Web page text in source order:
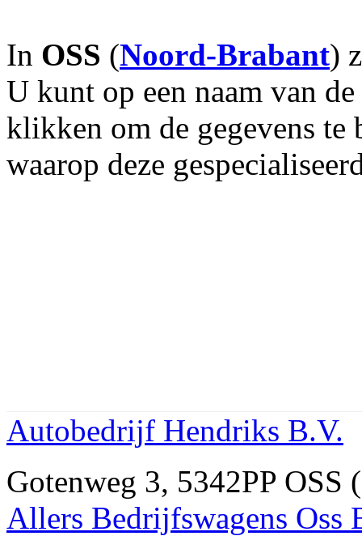
In OSS (Noord-Brabant)
U kunt op een naam van
klikken om de gegevens te
waarop deze
Autobedrijf Hendriks B.V.
Gotenweg 3, 5342PP OSS
Allers Bedrijfswagens Oss